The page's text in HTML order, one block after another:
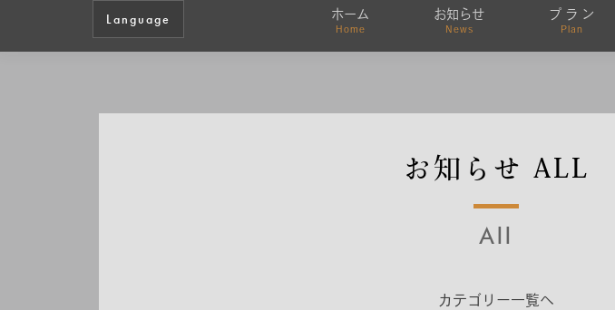
Language ホーム
Home
お知らせ
News
プ ラ ン
Plan
お知らせ ALL
All
カテゴリー一覧へ